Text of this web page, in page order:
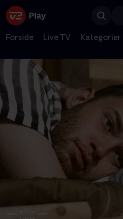
Forside Live TV Kategorier